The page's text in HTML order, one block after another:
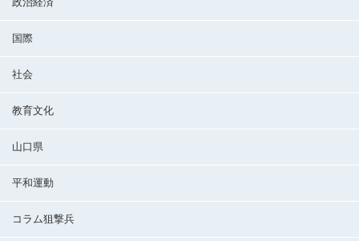
国際
社会
教育文化
山口県
平和運動
コラム狙撃兵